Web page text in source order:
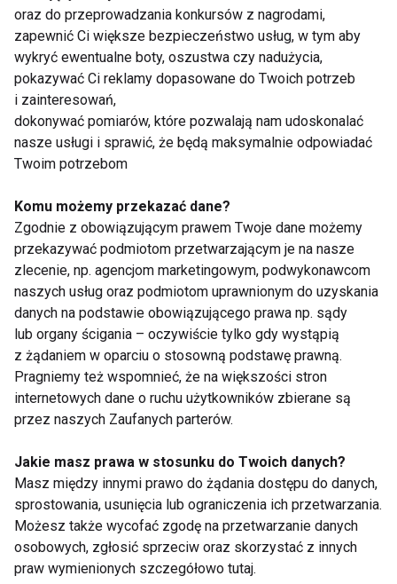
10 najczęstszych
błędów popełnianych
w żywieniu dziecka
Zdrowe nawyki
nie nakazem, a
sposobem!
Chcesz zmienić
nawyki żywieniowe na
zdrowsze?
Nawyki żywieniowe
Europejczyków od
kuchni
Jak kształtować u
dzieci zdrowe nawyki
żywieniowe?
Żywienie w
przedszkolu - jak
przygotować dziecko
do spożywania
posiłków w gronie
rówieśników?
oraz do przeprowadzania konkursów z nagrodami,
zapewnić Ci większe bezpieczeństwo usług, w tym aby
wykryć ewentualne boty, oszustwa czy nadużycia,
pokazywać Ci reklamy dopasowane do Twoich potrzeb
i zainteresowań,
dokonywać pomiarów, które pozwalają nam udoskonalać
nasze usługi i sprawić, że będą maksymalnie odpowiadać
Twoim potrzebom
Komu możemy przekazać dane?
Zgodnie z obowiązującym prawem Twoje dane możemy
przekazywać podmiotom przetwarzającym je na nasze
zlecenie, np. agencjom marketingowym, podwykonawcom
naszych usług oraz podmiotom uprawnionym do uzyskania
danych na podstawie obowiązującego prawa np. sądy
lub organy ścigania – oczywiście tylko gdy wystąpią
z żądaniem w oparciu o stosowną podstawę prawną.
Pragniemy też wspomnieć, że na większości stron
internetowych dane o ruchu użytkowników zbierane są
przez naszych Zaufanych parterów.
Jakie masz prawa w stosunku do Twoich danych?
Masz między innymi prawo do żądania dostępu do danych,
sprostowania, usunięcia lub ograniczenia ich przetwarzania.
Możesz także wycofać zgodę na przetwarzanie danych
osobowych, zgłosić sprzeciw oraz skorzystać z innych
praw wymienionych szczegółowo tutaj.